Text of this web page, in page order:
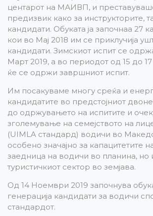
центарот на МАИВП, и
предизвик како за инструкторите,
кандидати. Обуката ја започнаа 27
кои во Мај 2018 им се приклучија
кандидати. Зимскиот испит се
Март 2019, а во периодот од 15 до
ќе се одржи завршниот испит.
Им посакуваме многу среќа и
кандидатите во предстојниот
до одржувањето на испитите и
зголемување на семејството на
(UIMLA стандард) водичи во
особено значајно за капацитетите
заедница на водичи во планина, но
туристичкиот сектор во земјава.
Од 14 Ноември 2019 започнува
генерација кандидати за водичи
стандардот.